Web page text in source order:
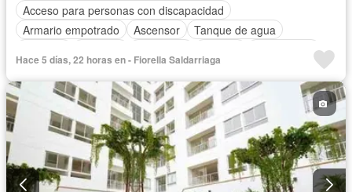
Acceso para personas con discapacidad
Armario empotrado
Ascensor
Tanque de agua
Hace 5 días, 22 horas en - Fiorella Saldarriaga